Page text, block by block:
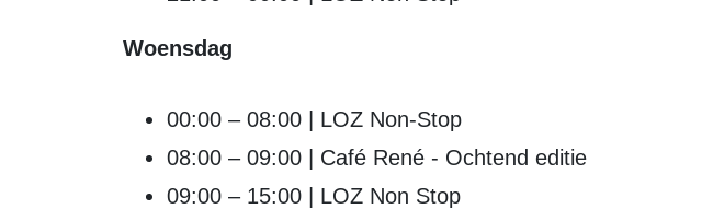
Woensdag
00:00 – 08:00 | LOZ Non-Stop
08:00 – 09:00 | Café René - Ochtend editie
09:00 – 15:00 | LOZ Non Stop